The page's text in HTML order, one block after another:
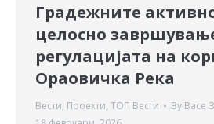
Градежните
целосно
регулацијата на
Ораовичка Река
Вести, Проекти, ТОП Вести By Васе